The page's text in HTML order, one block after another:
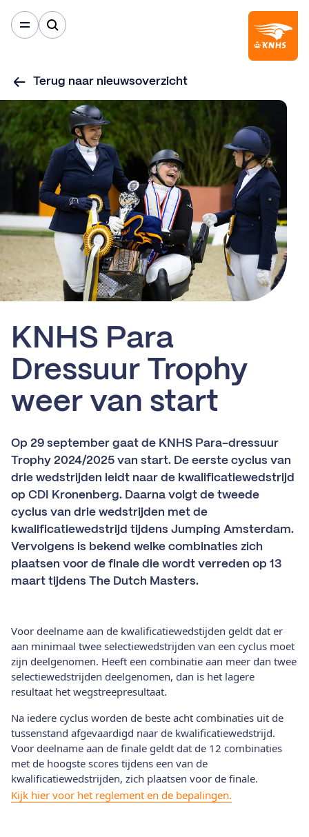
Terug naar nieuwsoverzicht
KNHS Para
Dressuur Trophy
weer van start
Op 29 september gaat de KNHS Para-dressuur
Trophy 2024/2025 van start. De eerste cyclus van
drie wedstrijden leidt naar de kwalificatiewedstrijd
op CDI Kronenberg. Daarna volgt de tweede
cyclus van drie wedstrijden met de
kwalificatiewedstrijd tijdens Jumping Amsterdam.
Vervolgens is bekend welke combinaties zich
plaatsen voor de finale die wordt verreden op 13
maart tijdens The Dutch Masters.
Voor deelname aan de kwalificatiewedstijden geldt dat er
aan minimaal twee selectiewedstrijden van een cyclus moet
zijn deelgenomen. Heeft een combinatie aan meer dan twee
selectiewedstrijden deelgenomen, dan is het lagere
resultaat het wegstreepresultaat.
Na iedere cyclus worden de beste acht combinaties uit de
tussenstand afgevaardigd naar de kwalificatiewedstrijd.
Voor deelname aan de finale geldt dat de 12 combinaties
met de hoogste scores tijdens een van de
kwalificatiewedstrijden, zich plaatsen voor de finale.
Kijk hier voor het reglement en de bepalingen.